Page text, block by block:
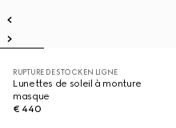
RUPTURE DE STOCK EN LIGNE
Lunettes de soleil à monture
masque
€ 440